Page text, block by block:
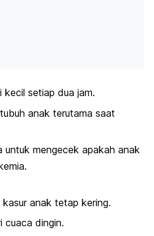
kecil setiap dua jam.
anak terutama saat
untuk mengecek apakah anak
anak tetap kering.
cuaca dingin.